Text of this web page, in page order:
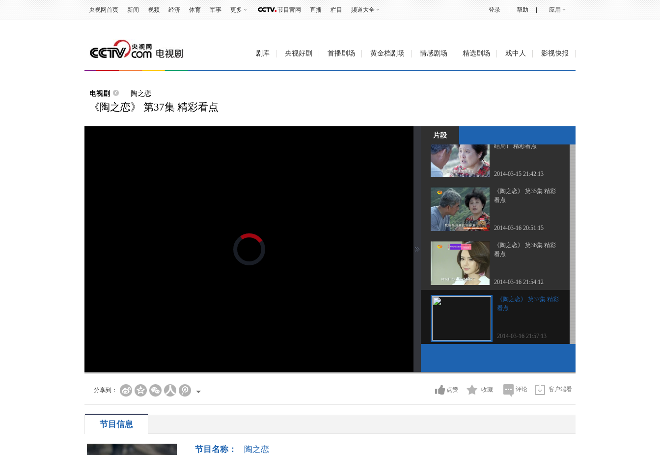
央视网首页 新闻 视频 经济 体育 军事 更多 节目官网 直播 栏目 频道大全 帮助 应用
登录
剧库 央视好剧 首播剧场 黄金档剧场 情感剧场 精选剧场 戏中人 影视快报
电视剧 陶之恋
《陶之恋》 第37集 精彩看点
在
加
片段
2014-03-13 21:21:07
结局） 精彩看点
2014-03-15 21:42:13
《陶之恋》 第35集 精彩
看点
2014-03-16 20:51:15
《陶之恋》 第36集 精彩
看点
2014-03-16 21:54:12
《陶之恋》 第37集 精彩
看点
2014-03-16 21:57:13
分享到： 点赞 收藏 评论 客户端看
节目信息
节目名称：
陶之恋